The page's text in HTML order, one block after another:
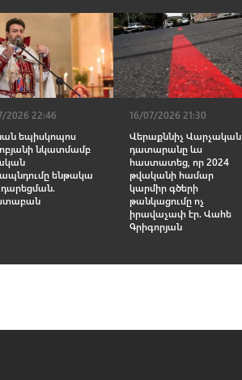
2026 22:46
եպիսկոպոս
նկատմամբ
ենթակա
16/07/2026 21:30
Վերաքննիչ Վարչական
դատարանը ևս
հաստատեց, որ 2024
թվականի համար
կարմիր գծերի
թանկացումը ոչ
իրավաչափ էր. Վահե
Գրիգորյան